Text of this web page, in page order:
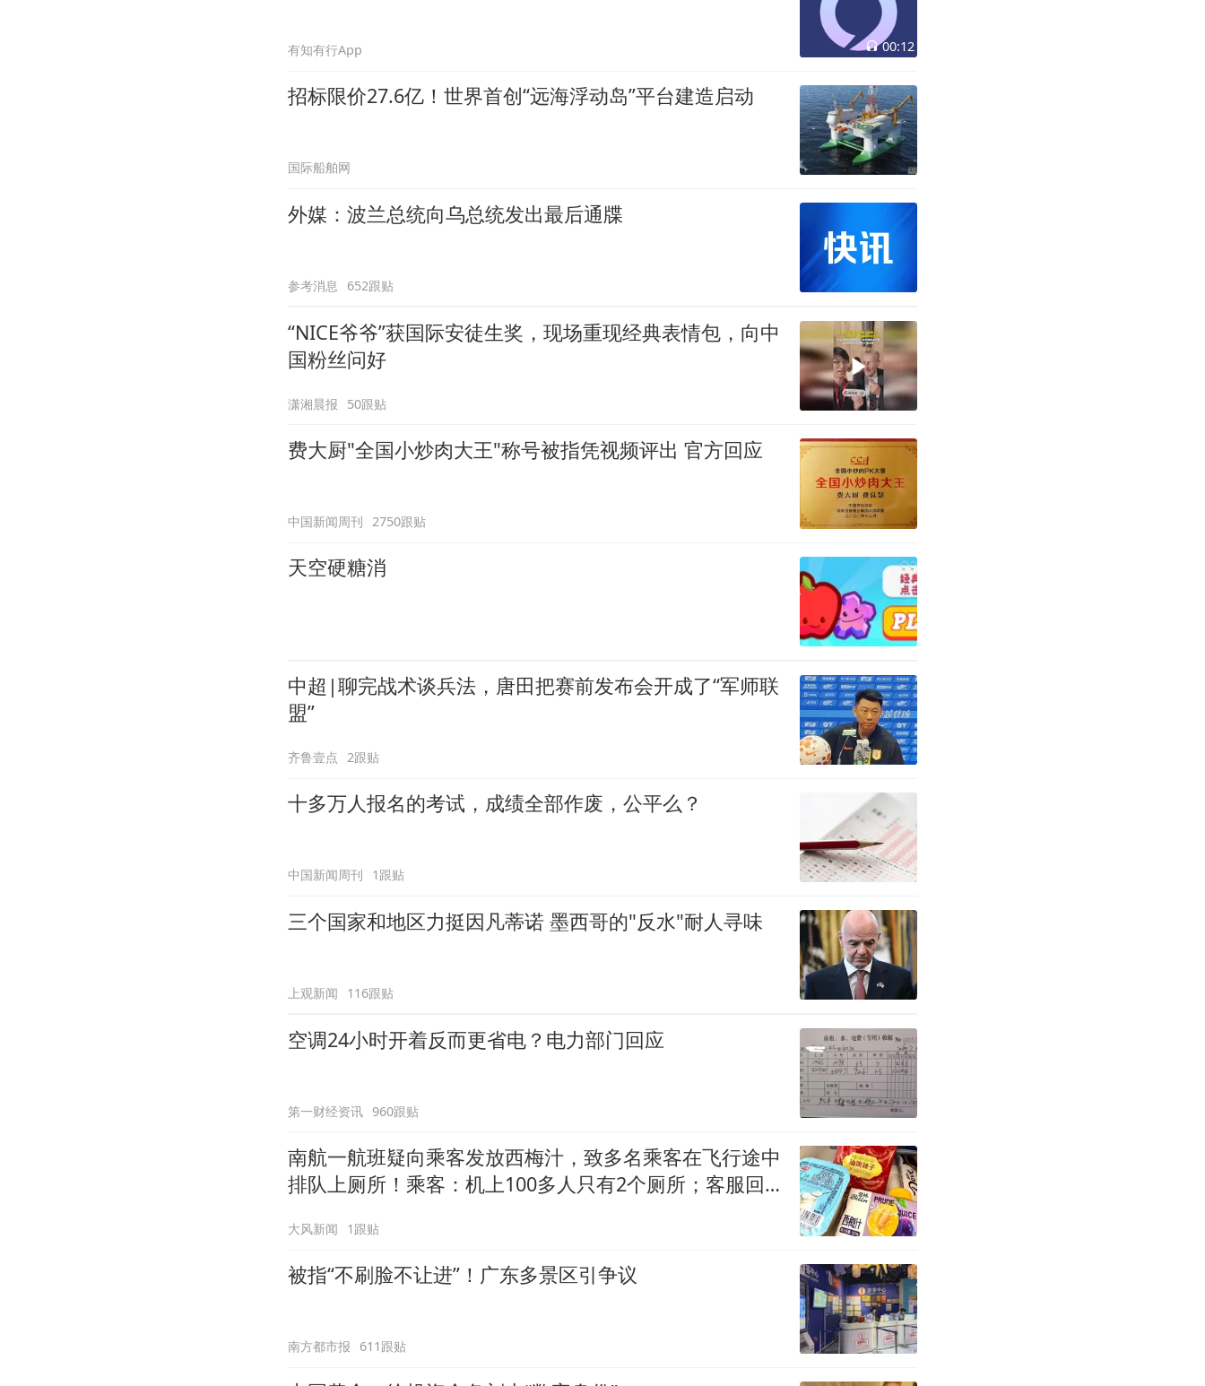
有知有行App 00:12
招标限价27.6亿！世界首创“远海浮动岛”平台建造启动
国际船舶网
外媒：波兰总统向乌总统发出最后通牒
参考消息 652跟贴
“NICE爷爷”获国际安徒生奖，现场重现经典表情包，向中
国粉丝问好
潇湘晨报 50跟贴
费大厨"全国小炒肉大王"称号被指凭视频评出 官方回应
中国新闻周刊 2750跟贴
天空硬糖消
中超|聊完战术谈兵法，唐田把赛前发布会开成了“军师联
盟”
齐鲁壹点 2跟贴
十多万人报名的考试，成绩全部作废，公平么？
中国新闻周刊 1跟贴
三个国家和地区力挺因凡蒂诺 墨西哥的"反水"耐人寻味
上观新闻 116跟贴
空调24小时开着反而更省电？电力部门回应
第一财经资讯 960跟贴
南航一航班疑向乘客发放西梅汁，致多名乘客在飞行途中
排队上厕所！乘客：机上100多人只有2个厕所；客服回
大风新闻 1跟贴
被指“不刷脸不让进”！广东多景区引争议
南方都市报 611跟贴